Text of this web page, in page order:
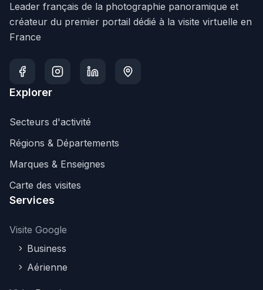
Leader français de la photographie panoramique et
créateur du premier portail dédié à la visite virtuelle en
France
Explorer
Secteurs d'activité
Régions & Départements
Marques & Enseignes
Carte des visites
Services
Visite Google
Business
Aérienne